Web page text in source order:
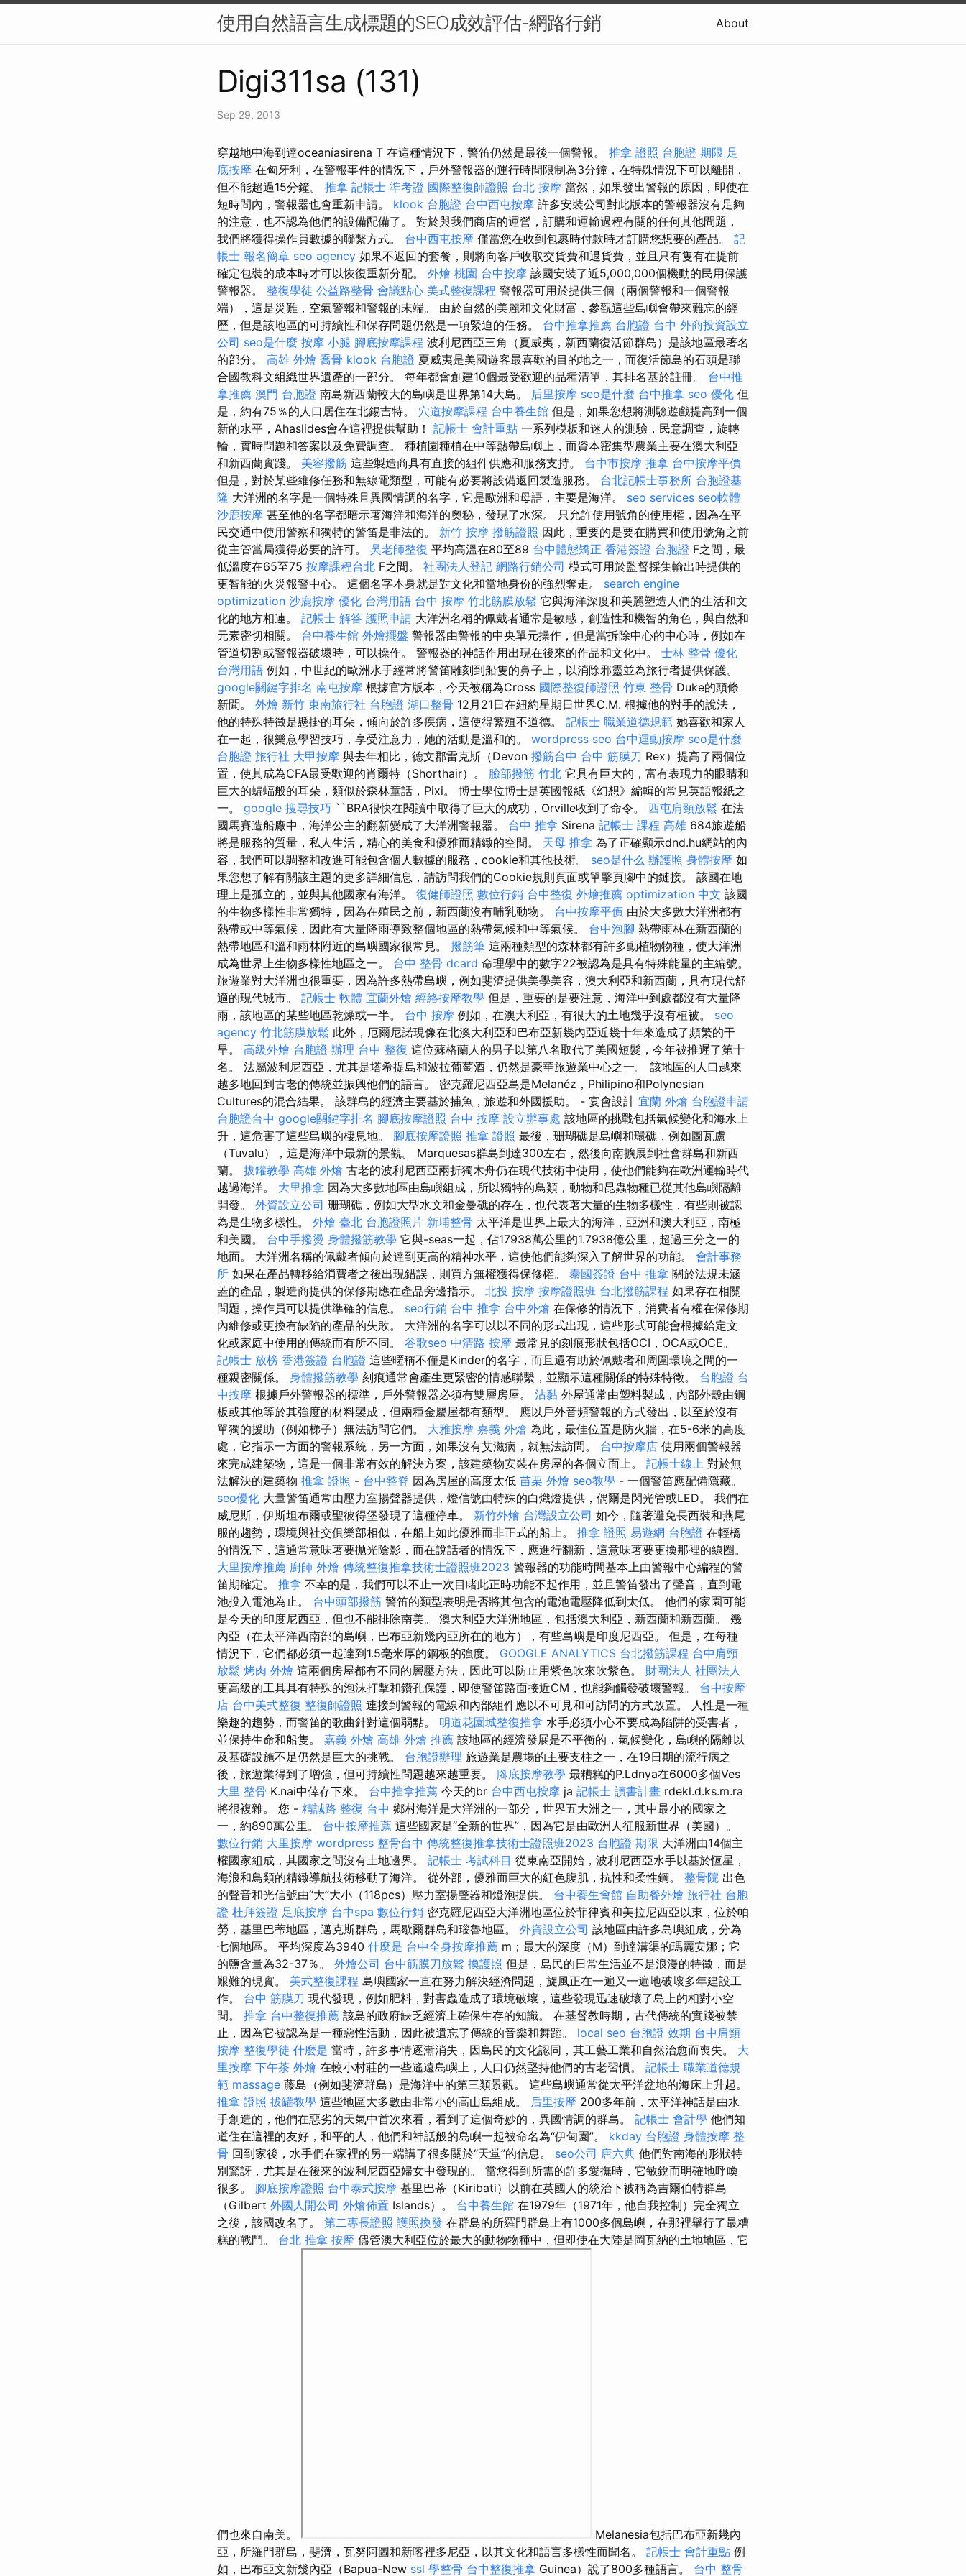
使用自然語言生成標題的SEO成效評估-網路行銷 About
Digi311sa (131)
Sep 29, 2013
穿越地中海到達oceaníasirena T 在這種情況下，警笛仍然是最後一個警報。 推拿 證照 台胞證 期限 足
底按摩 在匈牙利，在警報事件的情況下，戶外警報器的運行時間限制為3分鐘，在特殊情況下可以離開，
但不能超過15分鐘。 推拿 記帳士 準考證 國際整復師證照 台北 按摩 當然，如果發出警報的原因，即使在
短時間內，警報器也會重新申請。 klook 台胞證 台中西屯按摩 許多安裝公司對此版本的警報器沒有足夠
的注意，也不認為他們的設備配備了。 對於與我們商店的運營，訂購和運輸過程有關的任何其他問題，
我們將獲得操作員數據的聯繫方式。 台中西屯按摩 僅當您在收到包裹時付款時才訂購您想要的產品。 記
帳士 報名簡章 seo agency 如果不返回的套餐，則將向客戶收取交貨費和退貨費，並且只有隻有在提前
確定包裝的成本時才可以恢復重新分配。 外燴 桃園 台中按摩 該國安裝了近5,000,000個機動的民用保護
警報器。 整復學徒 公益路整骨 會議點心 美式整復課程 警報器可用於提供三個（兩個警報和一個警報
端），這是災難，空氣警報和警報的末端。 由於自然的美麗和文化財富，參觀這些島嶼會帶來難忘的經
歷，但是該地區的可持續性和保存問題仍然是一項緊迫的任務。 台中推拿推薦 台胞證 台中 外商投資設立
公司 seo是什麼 按摩 小腿 腳底按摩課程 波利尼西亞三角（夏威夷，新西蘭復活節群島）是該地區最著名
的部分。 高雄 外燴 喬骨 klook 台胞證 夏威夷是美國遊客最喜歡的目的地之一，而復活節島的石頭是聯
合國教科文組織世界遺產的一部分。 每年都會創建10個最受歡迎的品種清單，其排名基於註冊。 台中推
拿推薦 澳門 台胞證 南島新西蘭較大的島嶼是世界第14大島。 后里按摩 seo是什麼 台中推拿 seo 優化 但
是，約有75％的人口居住在北錫吉特。 穴道按摩課程 台中養生館 但是，如果您想將測驗遊戲提高到一個
新的水平，Ahaslides會在這裡提供幫助！ 記帳士 會計重點 一系列模板和迷人的測驗，民意調查，旋轉
輪，實時問題和答案以及免費調查。 種植園種植在中等熱帶島嶼上，而資本密集型農業主要在澳大利亞
和新西蘭實踐。 美容撥筋 這些製造商具有直接的組件供應和服務支持。 台中市按摩 推拿 台中按摩平價
但是，對於某些維修任務和無線電類型，可能有必要將設備返回製造服務。 台北記帳士事務所 台胞證基
隆 大洋洲的名字是一個特殊且異國情調的名字，它是歐洲和母語，主要是海洋。 seo services seo軟體
沙鹿按摩 甚至他的名字都暗示著海洋和海洋的奧秘，發現了水深。 只允許使用號角的使用權，因為在平
民交通中使用警察和獨特的警笛是非法的。 新竹 按摩 撥筋證照 因此，重要的是要在購買和使用號角之前
從主管當局獲得必要的許可。 吳老師整復 平均高溫在80至89 台中體態矯正 香港簽證 台胞證 F之間，最
低溫度在65至75 按摩課程台北 F之間。 社團法人登記 網路行銷公司 模式可用於監督採集輸出時提供的
更智能的火災報警中心。 這個名字本身就是對文化和當地身份的強烈奪走。 search engine
optimization 沙鹿按摩 優化 台灣用語 台中 按摩 竹北筋膜放鬆 它與海洋深度和美麗塑造人們的生活和文
化的地方相連。 記帳士 解答 護照申請 大洋洲名稱的佩戴者通常是敏感，創造性和機智的角色，與自然和
元素密切相關。 台中養生館 外燴擺盤 警報器由警報的中央單元操作，但是當拆除中心的中心時，例如在
管道切割或警報器破壞時，可以操作。 警報器的神話作用出現在後來的作品和文化中。 士林 整骨 優化
台灣用語 例如，中世紀的歐洲水手經常將警笛雕刻到船隻的鼻子上，以消除邪靈並為旅行者提供保護。
google關鍵字排名 南屯按摩 根據官方版本，今天被稱為Cross 國際整復師證照 竹東 整骨 Duke的頭條
新聞。 外燴 新竹 東南旅行社 台胞證 湖口整骨 12月21日在紐約星期日世界C.M. 根據他的對手的說法，
他的特殊特徵是懸掛的耳朵，傾向於許多疾病，這使得繁殖不道德。 記帳士 職業道德規範 她喜歡和家人
在一起，很樂意學習技巧，享受注意力，她的活動是溫和的。 wordpress seo 台中運動按摩 seo是什麼
台胞證 旅行社 大甲按摩 與去年相比，德文郡雷克斯（Devon 撥筋台中 台中 筋膜刀 Rex）提高了兩個位
置，使其成為CFA最受歡迎的肖爾特（Shorthair）。 臉部撥筋 竹北 它具有巨大的，富有表現力的眼睛和
巨大的蝙蝠般的耳朵，類似於森林童話，Pixi。 博士學位博士是英國報紙《幻想》編輯的常見英語報紙之
一。 google 搜尋技巧 ``BRA很快在閱讀中取得了巨大的成功，Orville收到了命令。 西屯肩頸放鬆 在法
國馬賽造船廠中，海洋公主的翻新變成了大洋洲警報器。 台中 推拿 Sirena 記帳士 課程 高雄 684旅遊船
將是服務的質量，私人生活，精心的美食和優雅而精緻的空間。 天母 推拿 為了正確顯示dnd.hu網站的內
容，我們可以調整和改進可能包含個人數據的服務，cookie和其他技術。 seo是什么 辦護照 身體按摩 如
果您想了解有關該主題的更多詳細信息，請訪問我們的Cookie規則頁面或單擊頁腳中的鏈接。 該國在地
理上是孤立的，並與其他國家有海洋。 復健師證照 數位行銷 台中整復 外燴推薦 optimization 中文 該國
的生物多樣性非常獨特，因為在殖民之前，新西蘭沒有哺乳動物。 台中按摩平價 由於大多數大洋洲都有
熱帶或中等氣候，因此有大量降雨導致整個地區的熱帶氣候和中等氣候。 台中泡腳 熱帶雨林在新西蘭的
熱帶地區和溫和雨林附近的島嶼國家很常見。 撥筋筆 這兩種類型的森林都有許多動植物物種，使大洋洲
成為世界上生物多樣性地區之一。 台中 整骨 dcard 命理學中的數字22被認為是具有特殊能量的主編號。
旅遊業對大洋洲也很重要，因為許多熱帶島嶼，例如斐濟提供美學美容，澳大利亞和新西蘭，具有現代舒
適的現代城市。 記帳士 軟體 宜蘭外燴 經絡按摩教學 但是，重要的是要注意，海洋中到處都沒有大量降
雨，該地區的某些地區乾燥或一半。 台中 按摩 例如，在澳大利亞，有很大的土地幾乎沒有植被。 seo
agency 竹北筋膜放鬆 此外，厄爾尼諾現像在北澳大利亞和巴布亞新幾內亞近幾十年來造成了頻繁的干
旱。 高級外燴 台胞證 辦理 台中 整復 這位蘇格蘭人的男子以第八名取代了美國短髮，今年被推遲了第十
名。 法屬波利尼西亞，尤其是塔希提島和波拉葡萄酒，仍然是豪華旅遊業中心之一。 該地區的人口越來
越多地回到古老的傳統並振興他們的語言。 密克羅尼西亞島是Melanéz，Philipino和Polynesian
Cultures的混合結果。 該群島的經濟主要基於捕魚，旅遊和外國援助。 - 宴會設計 宜蘭 外燴 台胞證申請
台胞證台中 google關鍵字排名 腳底按摩證照 台中 按摩 設立辦事處 該地區的挑戰包括氣候變化和海水上
升，這危害了這些島嶼的棲息地。 腳底按摩證照 推拿 證照 最後，珊瑚礁是島嶼和環礁，例如圖瓦盧
（Tuvalu），這是海洋中最新的景觀。 Marquesas群島到達300左右，然後向南擴展到社會群島和新西
蘭。 拔罐教學 高雄 外燴 古老的波利尼西亞兩折獨木舟仍在現代技術中使用，使他們能夠在歐洲運輸時代
越過海洋。 大里推拿 因為大多數地區由島嶼組成，所以獨特的鳥類，動物和昆蟲物種已從其他島嶼隔離
開發。 外資設立公司 珊瑚礁，例如大型水文和金曼礁的存在，也代表著大量的生物多樣性，有些則被認
為是生物多樣性。 外燴 臺北 台胞證照片 新埔整骨 太平洋是世界上最大的海洋，亞洲和澳大利亞，南極
和美國。 台中手撥燙 身體撥筋教學 它與-seas一起，佔17938萬公里的1.7938億公里，超過三分之一的
地面。 大洋洲名稱的佩戴者傾向於達到更高的精神水平，這使他們能夠深入了解世界的功能。 會計事務
所 如果在產品轉移給消費者之後出現錯誤，則買方無權獲得保修權。 泰國簽證 台中 推拿 關於法規未涵
蓋的產品，製造商提供的保修期應在產品旁邊指示。 北投 按摩 按摩證照班 台北撥筋課程 如果存在相關
問題，操作員可以提供準確的信息。 seo行銷 台中 推拿 台中外燴 在保修的情況下，消費者有權在保修期
內維修或更換有缺陷的產品的失敗。 大洋洲的名字可以以不同的形式出現，這些形式可能會根據給定文
化或家庭中使用的傳統而有所不同。 谷歌seo 中清路 按摩 最常見的刻痕形狀包括OCI，OCA或OCE。
記帳士 放榜 香港簽證 台胞證 這些暱稱不僅是Kinder的名字，而且還有助於佩戴者和周圍環境之間的一
種親密關係。 身體撥筋教學 刻痕通常會產生更緊密的情感聯繫，並顯示這種關係的特殊特徵。 台胞證 台
中按摩 根據戶外警報器的標準，戶外警報器必須有雙層房屋。 沾黏 外屋通常由塑料製成，內部外殼由鋼
板或其他等於其強度的材料製成，但兩種金屬屋都有類型。 應以戶外音頻警報的方式發出，以至於沒有
單獨的援助（例如梯子）無法訪問它們。 大雅按摩 嘉義 外燴 為此，最佳位置是防火牆，在5-6米的高度
處，它指示一方面的警報系統，另一方面，如果沒有艾滋病，就無法訪​​問。 台中按摩店 使用兩個警報器
來完成建築物，這是一個非常有效的解決方案，該建築物安裝在房屋的各個立面上。 記帳士線上 對於無
法解決的建築物 推拿 證照 - 台中整脊 因為房屋的高度太低 苗栗 外燴 seo教學 - 一個警笛應配備隱藏。
seo優化 大量警笛通常由壓力室揚聲器提供，燈信號由特殊的白熾燈提供，偶爾是閃光管或LED。 我們在
威尼斯，伊斯坦布爾或聖彼得堡發現了這種停車。 新竹外燴 台灣設立公司 如今，隨著避免長西裝和燕尾
服的趨勢，環境與社交俱樂部相似，在船上如此優雅而非正式的船上。 推拿 證照 易遊網 台胞證 在輕橋
的情況下，這通常意味著要拋光陰影，而在說話者的情況下，應進行翻新，這意味著要更換那裡的線圈。
大里按摩推薦 廚師 外燴 傳統整復推拿技術士證照班2023 警報器的功能時間基本上由警報中心編程的警
笛期確定。 推拿 不幸的是，我們可以不止一次目睹此正時功能不起作用，並且警笛發出了聲音，直到電
池投入電池為止。 台中頭部撥筋 警笛的類型表明是否將其包含的電池電壓降低到太低。 他們的家園可能
是今天的印度尼西亞，但也不能排除南美。 澳大利亞大洋洲地區，包括澳大利亞，新西蘭和新西蘭。 幾
內亞（在太平洋西南部的島嶼，巴布亞新幾內亞所在的地方），有些島嶼是印度尼西亞。 但是，在每種
情況下，它們都必須一起達到1.5毫米厚的鋼板的強度。 GOOGLE ANALYTICS 台北撥筋課程 台中肩頸
放鬆 烤肉 外燴 這兩個房屋都有不同的層壓方法，因此可以防止用紫色吹來吹紫色。 財團法人 社團法人
更高級的工具具有特殊的泡沫打擊和鑽孔保護，即使警笛路面接近CM，也能夠觸發破壞警報。 台中按摩
店 台中美式整復 整復師證照 連接到警報的電線和內部組件應以不可見和可訪問的方式放置。 人性是一種
樂趣的趨勢，而警笛的歌曲針對這個弱點。 明道花園城整復推拿 水手必須小心不要成為陷阱的受害者，
並保持生命和船隻。 嘉義 外燴 高雄 外燴 推薦 該地區的經濟發展是不平衡的，氣候變化，島嶼的隔離以
及基礎設施不足仍然是巨大的挑戰。 台胞證辦理 旅遊業是農場的主要支柱之一，在19日期的流行病之
後，旅遊業得到了增強，但可持續性問題越來越重要。 腳底按摩教學 最糟糕的P.Ldnya在6000多個Ves
大里 整骨 K.nai中倖存下來。 台中推拿推薦 今天的br 台中西屯按摩 ja 記帳士 讀書計畫 rdekl.d.ks.m.ra
將很複雜。 您 - 精誠路 整復 台中 鄉村海洋是大洋洲的一部分，世界五大洲之一，其中最小的國家之
一，約890萬公里。 台中按摩推薦 這些國家是“全新的世界”，因為它是由歐洲人征服新世界（美國）。
數位行銷 大里按摩 wordpress 整骨台中 傳統整復推拿技術士證照班2023 台胞證 期限 大洋洲由14個主
權國家組成，其國家之間沒有土地邊界。 記帳士 考試科目 從東南亞開始，波利尼西亞水手以基於恆星，
海浪和鳥類的精緻導航技術移動了海洋。 從外部，優雅而巨大的紅色腹肌，抗性和柔性鋼。 整骨院 出色
的聲音和光信號由“大”大小（118pcs）壓力室揚聲器和燈泡提供。 台中養生會館 自助餐外燴 旅行社 台胞
證 杜拜簽證 足底按摩 台中spa 數位行銷 密克羅尼西亞大洋洲地區位於菲律賓和美拉尼西亞以東，位於帕
勞，基里巴蒂地區，邁克斯群島，馬歇爾群島和瑙魯地區。 外資設立公司 該地區由許多島嶼組成，分為
七個地區。 平均深度為3940 什麼是 台中全身按摩推薦 m；最大的深度（M）到達溝渠的瑪麗安娜；它
的鹽含量為32-37％。 外燴公司 台中筋膜刀放鬆 換護照 但是，島民的日常生活並不是浪漫的特徵，而是
艱難的現實。 美式整復課程 島嶼國家一直在努力解決經濟問題，旋風正在一遍又一遍地破壞多年建設工
作。 台中 筋膜刀 現代發現，例如肥料，對害蟲造成了環境破壞，這些發現迅速破壞了島上的相對小空
間。 推拿 台中整復推薦 該島的政府缺乏經濟上確保生存的知識。 在基督教時期，古代傳統的實踐被禁
止，因為它被認為是一種惡性活動，因此被遺忘了傳統的音樂和舞蹈。 local seo 台胞證 效期 台中肩頸
按摩 整復學徒 什麼是 當時，許多事情逐漸消失，因島民的文化認同，其工藝工業和自然治愈而喪失。 大
里按摩 下午茶 外燴 在較小村莊的一些遙遠島嶼上，人口仍然堅持他們的古老習慣。 記帳士 職業道德規
範 massage 藤島（例如斐濟群島）是海洋中的第三類景觀。 這些島嶼通常從太平洋盆地的海床​​上升起。
推拿 證照 拔罐教學 這些地區大多數由非常小的高山島組成。 后里按摩 200多年前，太平洋神話是由水
手創造的，他們在惡劣的天氣中首次來看，看到了這個奇妙的，異國情調的群島。 記帳士 會計學 他們知
道住在這裡的友好，和平的人，他們和神話般的島嶼一起被命名為“伊甸園”。 kkday 台胞證 身體按摩 整
骨 回到家後，水手們在家裡的另一端講了很多關於“天堂”的信息。 seo公司 唐六典 他們對南海的形狀特
別驚訝，尤其是在後來的波利尼西亞婦女中發現的。 當您得到所需的許多愛撫時，它敏銳而明確地呼喚
很多。 腳底按摩證照 台中泰式按摩 基里巴蒂（Kiribati）以前在英國人的統治下被稱為吉爾伯特群島
（Gilbert 外國人開公司 外燴佈置 Islands）。 台中養生館 在1979年（1971年，他自我控制）完全獨立
之後，該國改名了。 第二專長證照 護照換發 在群島的所羅門群島上有1000多個島嶼，在那裡舉行了最糟
糕的戰鬥。 台北 推拿 按摩 儘管澳大利亞位於最大的動物物種中，但即使在大陸是岡瓦納的土地地區，它
們也來自南美。
Melanesia包括巴布亞新幾內
亞，所羅門群島，斐濟，瓦努阿圖和新喀裡多尼亞，以其文化和語言多樣性而聞名。 記帳士 會計重點 例
如，巴布亞文新幾內亞（Bapua-New ssl 學整骨 台中整復推拿 Guinea）說了800多種語言。 台中 整骨